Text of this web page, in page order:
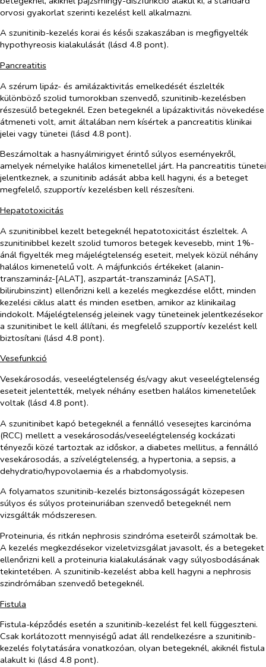
orvosi gyakorlat szerinti kezelést kell alkalmazni.
A szunitinib-kezelés korai és késői szakaszában is megfigyelték
hypothyreosis kialakulását (lásd 4.8 pont).
Pancreatitis
A szérum lipáz- és amilázaktivitás emelkedését észlelték
különböző szolid tumorokban szenvedő, szunitinib-kezelésben
részesülő betegeknél. Ezen betegeknél a lipázaktivitás növekedése
átmeneti volt, amit általában nem kísértek a pancreatitis klinikai
jelei vagy tünetei (lásd 4.8 pont).
Beszámoltak a hasnyálmirigyet érintő súlyos eseményekről,
amelyek némelyike halálos kimenetellel járt. Ha pancreatitis tünetei
jelentkeznek, a szunitinib adását abba kell hagyni, és a beteget
megfelelő, szupportív kezelésben kell részesíteni.
Hepatotoxicitás
A szunitinibbel kezelt betegeknél hepatotoxicitást észleltek. A
szunitinibbel kezelt szolid tumoros betegek kevesebb, mint 1%-
ánál figyelték meg májelégtelenség eseteit, melyek közül néhány
halálos kimenetelű volt. A májfunkciós értékeket (alanin-
transzamináz-[ALAT], aszpartát-transzamináz [ASAT],
bilirubinszint) ellenőrizni kell a kezelés megkezdése előtt, minden
kezelési ciklus alatt és minden esetben, amikor az klinikailag
indokolt. Májelégtelenség jeleinek vagy tüneteinek jelentkezésekor
a szunitinibet le kell állítani, és megfelelő szupportív kezelést kell
biztosítani (lásd 4.8 pont).
Vesefunkció
Vesekárosodás, veseelégtelenség és/vagy akut veseelégtelenség
eseteit jelentették, melyek néhány esetben halálos kimenetelűek
voltak (lásd 4.8 pont).
A szunitinibet kapó betegeknél a fennálló vesesejtes karcinóma
(RCC) mellett a vesekárosodás/veseelégtelenség kockázati
tényezői közé tartoztak az időskor, a diabetes mellitus, a fennálló
vesekárosodás, a szívelégtelenség, a hypertonia, a sepsis, a
dehydratio/hypovolaemia és a rhabdomyolysis.
A folyamatos szunitinib-kezelés biztonságosságát közepesen
súlyos és súlyos proteinuriában szenvedő betegeknél nem
vizsgálták módszeresen.
Proteinuria, és ritkán nephrosis szindróma eseteiről számoltak be.
A kezelés megkezdésekor vizeletvizsgálat javasolt, és a betegeket
ellenőrizni kell a proteinuria kialakulásának vagy súlyosbodásának
tekintetében. A szunitinib-kezelést abba kell hagyni a nephrosis
szindrómában szenvedő betegeknél.
Fistula
Fistula-képződés esetén a szunitinib-kezelést fel kell függeszteni.
Csak korlátozott mennyiségű adat áll rendelkezésre a szunitinib-
kezelés folytatására vonatkozóan, olyan betegeknél, akiknél fistula
alakult ki (lásd 4.8 pont).